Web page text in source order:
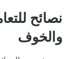
نصائح
والخوف